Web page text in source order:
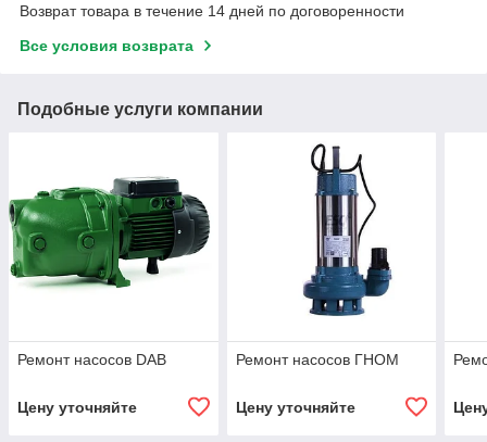
Возврат товара в течение 14 дней по договоренности
Все условия возврата
Подобные услуги компании
Ремонт насосов DAB
Цену уточняйте
Ремонт насосов ГНОМ
Цену уточняйте